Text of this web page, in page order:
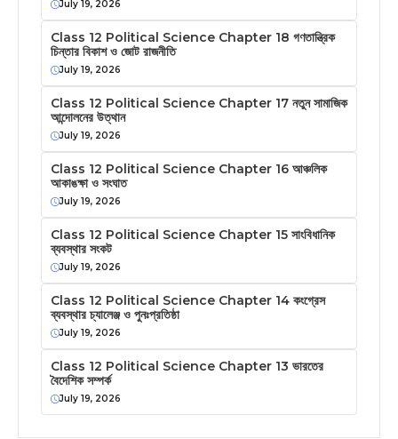
July 19, 2026
Class 12 Political Science Chapter 18 গণতান্ত্রিক
চিন্তার বিকাশ ও জোট রাজনীতি
July 19, 2026
Class 12 Political Science Chapter 17 নতুন সামাজিক
আন্দোলনের উত্থান
July 19, 2026
Class 12 Political Science Chapter 16 আঞ্চলিক
আকাঙক্ষা ও সংঘাত
July 19, 2026
Class 12 Political Science Chapter 15 সাংবিধানিক
ব্যবস্থার সংকট
July 19, 2026
Class 12 Political Science Chapter 14 কংগ্রেস
ব্যবস্থার চ্যালেঞ্জ ও পুনঃপ্রতিষ্ঠা
July 19, 2026
Class 12 Political Science Chapter 13 ভারতের
বৈদেশিক সম্পর্ক
July 19, 2026